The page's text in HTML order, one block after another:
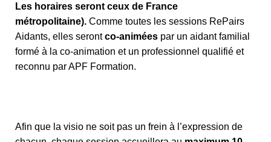
Les horaires seront ceux de France
métropolitaine). Comme toutes les sessions RePairs
Aidants, elles serontco-animées par un aidant familial
formé à la co-animation et un professionnel qualifié et
reconnu par APF Formation.
Afin que la visio ne soit pas un frein à l’expression de